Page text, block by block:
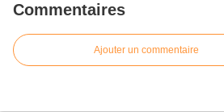
Commentaires
Ajouter un commentaire